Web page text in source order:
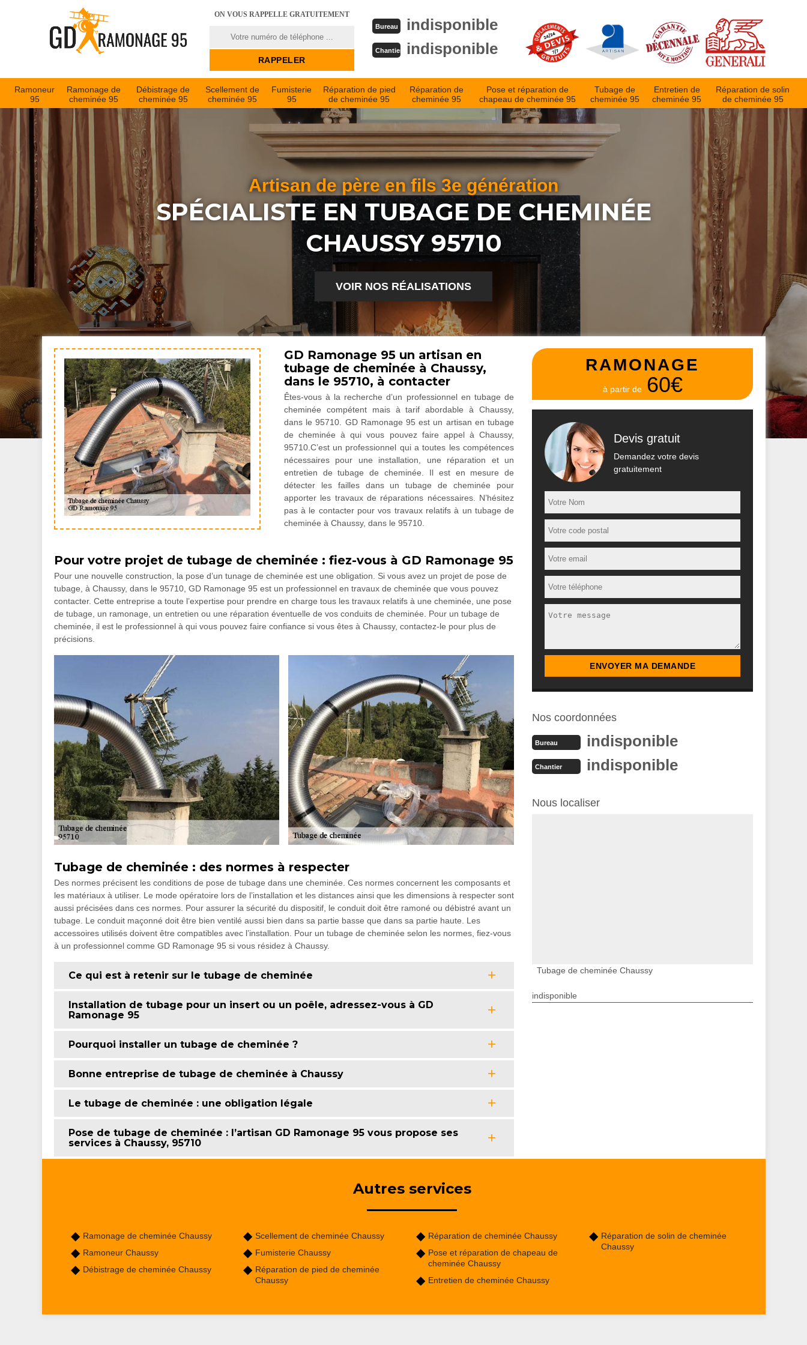
ON VOUS RAPPELLE GRATUITEMENT
Bureau indisponible
Chantier indisponible
Ramoneur
95
Ramonage de
cheminée 95
Débistrage de
cheminée 95
Scellement de
cheminée 95
Fumisterie
95
Réparation de pied
de cheminée 95
Réparation de
cheminée 95
Pose et réparation de
chapeau de cheminée 95
Tubage de
cheminée 95
Entretien de
cheminée 95
Réparation de solin
de cheminée 95
Artisan de père en fils 3e génération
SPÉCIALISTE EN TUBAGE DE CHEMINÉE
CHAUSSY 95710
VOIR NOS RÉALISATIONS
GD Ramonage 95 un artisan en
tubage de cheminée à Chaussy,
dans le 95710, à contacter
Êtes-vous à la recherche d’un professionnel en tubage de
cheminée compétent mais à tarif abordable à Chaussy,
dans le 95710. GD Ramonage 95 est un artisan en tubage
de cheminée à qui vous pouvez faire appel à Chaussy,
95710.C’est un professionnel qui a toutes les compétences
nécessaires pour une installation, une réparation et un
entretien de tubage de cheminée. Il est en mesure de
détecter les failles dans un tubage de cheminée pour
apporter les travaux de réparations nécessaires. N’hésitez
pas à le contacter pour vos travaux relatifs à un tubage de
cheminée à Chaussy, dans le 95710.
Pour votre projet de tubage de cheminée : fiez-vous à GD Ramonage 95
Pour une nouvelle construction, la pose d’un tunage de cheminée est une obligation. Si vous avez un projet de pose de
tubage, à Chaussy, dans le 95710, GD Ramonage 95 est un professionnel en travaux de cheminée que vous pouvez
contacter. Cette entreprise a toute l’expertise pour prendre en charge tous les travaux relatifs à une cheminée, une pose
de tubage, un ramonage, un entretien ou une réparation éventuelle de vos conduits de cheminée. Pour un tubage de
cheminée, il est le professionnel à qui vous pouvez faire confiance si vous êtes à Chaussy, contactez-le pour plus de
précisions.
Tubage de cheminée : des normes à respecter
Des normes précisent les conditions de pose de tubage dans une cheminée. Ces normes concernent les composants et
les matériaux à utiliser. Le mode opératoire lors de l’installation et les distances ainsi que les dimensions à respecter sont
aussi précisées dans ces normes. Pour assurer la sécurité du dispositif, le conduit doit être ramoné ou débistré avant un
tubage. Le conduit maçonné doit être bien ventilé aussi bien dans sa partie basse que dans sa partie haute. Les
accessoires utilisés doivent être compatibles avec l’installation. Pour un tubage de cheminée selon les normes, fiez-vous
à un professionnel comme GD Ramonage 95 si vous résidez à Chaussy.
Ce qui est à retenir sur le tubage de cheminée
Installation de tubage pour un insert ou un poêle, adressez-vous à GD
Ramonage 95
Pourquoi installer un tubage de cheminée ?
Bonne entreprise de tubage de cheminée à Chaussy
Le tubage de cheminée : une obligation légale
Pose de tubage de cheminée : l’artisan GD Ramonage 95 vous propose ses
services à Chaussy, 95710
RAMONAGE
à partir de 60€
Devis gratuit
Demandez votre devis
gratuitement
Nos coordonnées
Bureau indisponible
Chantier indisponible
Nous localiser
Tubage de cheminée Chaussy
indisponible
Autres services
Ramonage de cheminée Chaussy
Ramoneur Chaussy
Débistrage de cheminée Chaussy
Scellement de cheminée Chaussy
Fumisterie Chaussy
Réparation de pied de cheminée
Chaussy
Réparation de cheminée Chaussy
Pose et réparation de chapeau de
cheminée Chaussy
Entretien de cheminée Chaussy
Réparation de solin de cheminée
Chaussy